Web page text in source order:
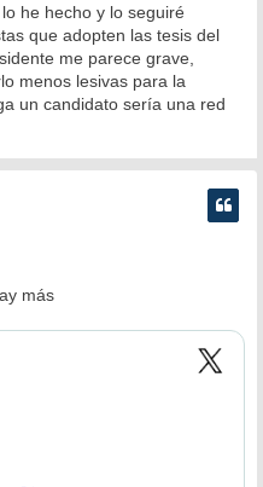
he hecho y lo seguiré
que adopten las tesis del
me parece grave,
menos lesivas para la
un candidato sería una red
más